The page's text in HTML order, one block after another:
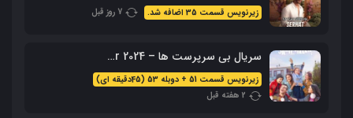
زیرنویس قسمت 35 اضافه شد. 7 روز قبل
سریال بی سرپرست ها – Sahipsizler 2024 با زیرنویس + دوبله فارسی
زیرنویس قسمت 51 + دوبله 53 (45دقیقه ای)
2 هفته قبل